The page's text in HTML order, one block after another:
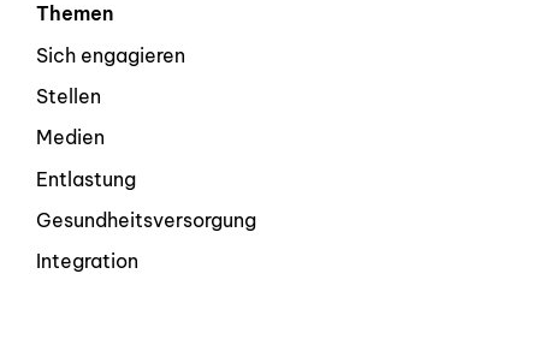
Themen
Sich engagieren
Stellen
Medien
Entlastung
Gesundheitsversorgung
Integration